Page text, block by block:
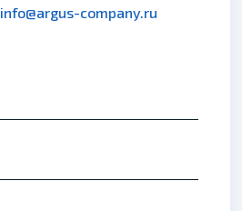
info@argus-company.ru